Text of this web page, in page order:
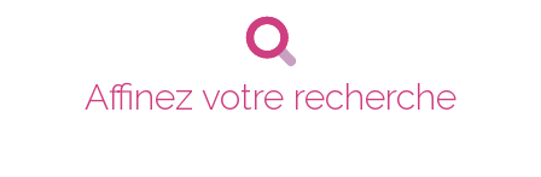
Affinez votre recherche